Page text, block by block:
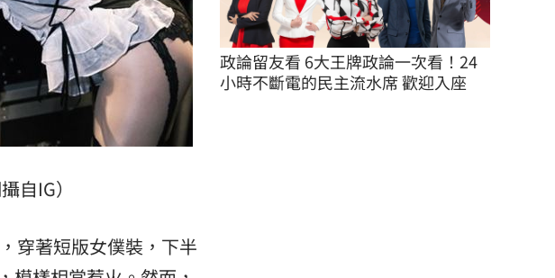
自IG）
穿著短版女僕裝，下半
政論留友看 6大王牌政論一次看！24
小時不斷電的民主流水席 歡迎入座